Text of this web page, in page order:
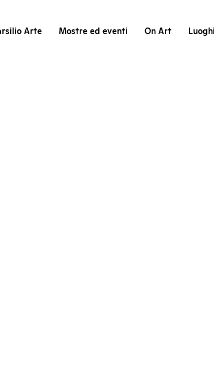
Arte Mostre ed eventi On Art